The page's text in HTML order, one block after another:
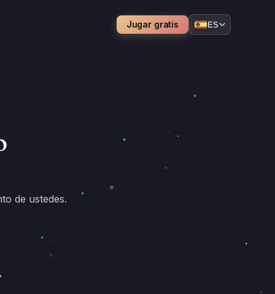
Jugar gratis ES
de ustedes.